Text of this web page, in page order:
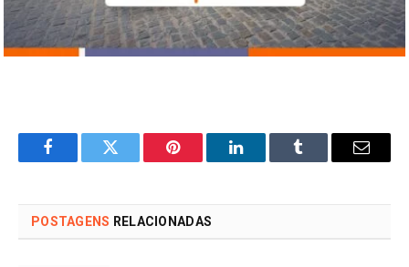
FacebookTwitter Pinterest LinkedInTumblr Email
POSTAGENS RELACIONADAS